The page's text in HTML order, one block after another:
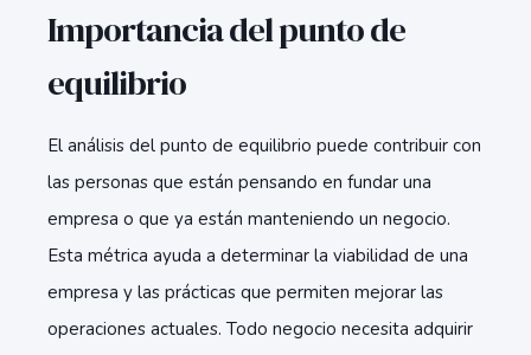
Importancia del punto de
equilibrio
El análisis del punto de equilibrio puede contribuir con
las personas que están pensando en fundar una
empresa o que ya están manteniendo un negocio.
Esta métrica ayuda a determinar la viabilidad de una
empresa y las prácticas que permiten mejorar las
operaciones actuales. Todo negocio necesita adquirir